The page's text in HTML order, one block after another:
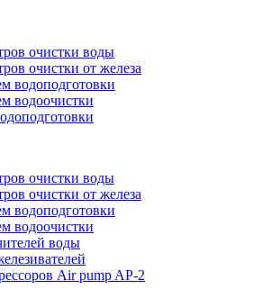
очистки воды
очистки от железа
водоподготовки
водоочистки
очистки воды
очистки от железа
водоподготовки
водоочистки
воды
Air pump AP-2